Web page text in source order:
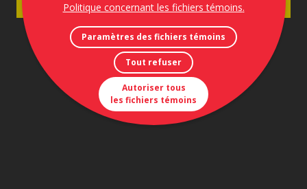
Politique concernant les fichiers témoins.
Paramètres des fichiers témoins
Tout refuser
Autoriser tous
les fichiers témoins